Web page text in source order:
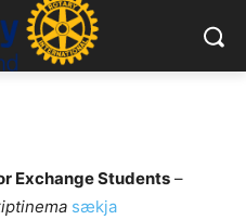
Exchange Students –
sækja